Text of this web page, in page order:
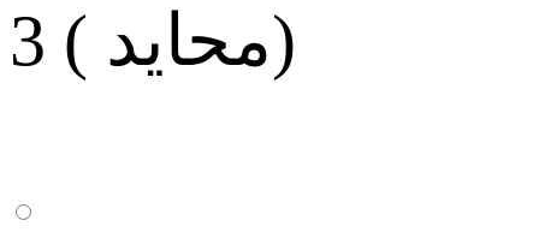
3 ( محايد)